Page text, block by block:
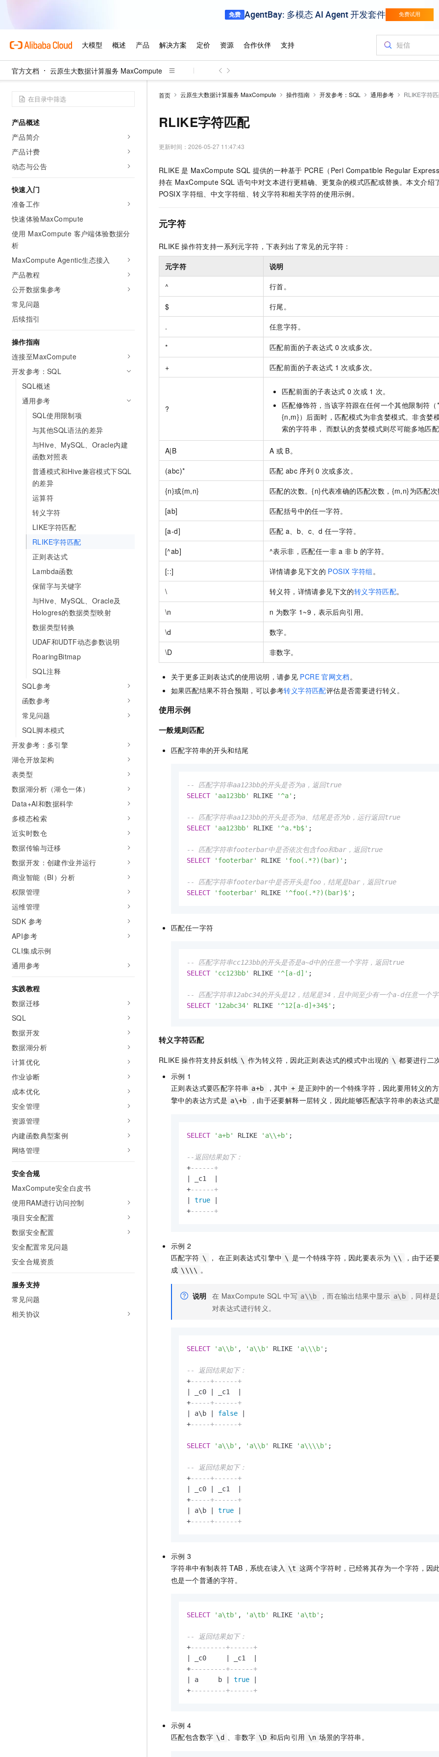
官方文档 云原生大数据计算服务 MaxCompute
产品概述
产品简介
产品计费
动态与公告
快速入门
准备工作
快速体验MaxCompute
使用 MaxCompute 客户端体验数据分
析
MaxCompute Agentic生态接入
产品教程
公开数据集参考
常见问题
后续指引
操作指南
连接至MaxCompute
开发参考：SQL
SQL概述
通用参考
SQL使用限制项
与其他SQL语法的差异
与Hive、MySQL、Oracle内建
函数对照表
普通模式和Hive兼容模式下SQL
的差异
运算符
转义字符
LIKE字符匹配
RLIKE字符匹配
正则表达式
Lambda函数
保留字与关键字
与Hive、MySQL、Oracle及
Hologres的数据类型映射
数据类型转换
UDAF和UDTF动态参数说明
RoaringBitmap
SQL注释
SQL参考
函数参考
常见问题
SQL脚本模式
开发参考：多引擎
湖仓开放架构
表类型
数据湖分析（湖仓一体）
Data+AI和数据科学
多模态检索
近实时数仓
数据传输与迁移
数据开发：创建作业并运行
商业智能（BI）分析
权限管理
运维管理
SDK 参考
API参考
CLI集成示例
通用参考
实践教程
数据迁移
SQL
数据开发
数据湖分析
计算优化
作业诊断
成本优化
安全管理
资源管理
内建函数典型案例
网络管理
安全合规
MaxCompute安全白皮书
使用RAM进行访问控制
项目安全配置
数据安全配置
安全配置常见问题
安全合规资质
服务支持
常见问题
相关协议
首页 云原生大数据计算服务 MaxCompute 操作指南 开发参考：SQL 通用参考 RLIKE字符
RLIKE字符匹配
更新时间： 2026-05-27 11:47:43
RLIKE 是 MaxCompute SQL 提供的一种基于 PCRE（Perl Compatible Regular
持在 MaxCompute SQL 语句中对文本进行更精确、更复杂的模式匹配或替换。本文介绍
POSIX 字符组、中文字符组、转义字符和相关字符的使用示例。
元字符
RLIKE 操作符支持一系列元字符，下表列出了常见的元字符：
元字符 说明
^ 行首。
$ 行尾。
. 任意字符。
* 匹配前面的子表达式 0 次或多次。
+ 匹配前面的子表达式 1 次或多次。
?
匹配前面的子表达式 0 次或 1 次。
匹配修饰符，当该字符跟在任何一个其他限制符（
{n,m}）后面时，匹配模式为非贪婪模式。非贪婪
索的字符串， 而默认的贪婪模式则尽可能多地匹配
A|B A 或 B。
(abc)* 匹配 abc 序列 0 次或多次。
{n}或{m,n} 匹配的次数。{n}代表准确的匹配次数，{m,n}为匹配次
[ab] 匹配括号中的任一字符。
[a-d] 匹配 a、b、c、d 任一字符。
[^ab] ^表示非，匹配任一非 a 非 b 的字符。
[::] 详情请参见下文的 POSIX 字符组 。
\ 转义符，详情请参见下文的转义字符匹配。
\n n 为数字 1~9，表示后向引用。
\d 数字。
\D 非数字。
关于更多正则表达式的使用说明，请参见 PCRE 官网文档。
如果匹配结果不符合预期，可以参考转义字符匹配评估是否需要进行转义。
使用示例
一般规则匹配
匹配字符串的开头和结尾
-- 匹配字符串aa123bb的开头是否为a，返回true
SELECT
'aa123bb' RLIKE '^a' ;
-- 匹配字符串aa123bb的开头是否为a、结尾是否为b，运行返回true
SELECT
'aa123bb' RLIKE '^a.*b$' ;
-- 匹配字符串footerbar中是否依次包含foo和bar，返回true
SELECT
'footerbar' RLIKE 'foo(.*?)(bar)' ;
-- 匹配字符串footerbar中是否开头是foo，结尾是bar，返回true
SELECT
'footerbar' RLIKE '^foo(.*?)(bar)$' ;
匹配任一字符
-- 匹配字符串cc123bb的开头是否是a~d中的任意一个字符，返回true
SELECT
'cc123bb' RLIKE '^[a-d]' ;
-- 匹配字符串12abc34的开头是12，结尾是34，且中间至少有一个a-d任意一个
SELECT
'12abc34' RLIKE '^12[a-d]+34$' ;
转义字符匹配
RLIKE 操作符支持反斜线 \ 作为转义符，因此正则表达式的模式中出现的 \ 都要进行二
示例 1
正则表达式要匹配字符串 a+b ，其中 + 是正则中的一个特殊字符，因此要用转义的
擎中的表达方式是 a\+b ，由于还要解释一层转义，因此能够匹配该字符串的表达式是
SELECT 'a+b' RLIKE 'a\\+b' ;
--返回结果如下：
+------+
_c1
+------+
true
+------+
示例 2
匹配字符 \ ， 在正则表达式引擎中 \ 是一个特殊字符，因此要表示为 \\
，由于还
成 \\\\ 。
说明 在 MaxCompute SQL 中写 a\\b ，而在输出结果中显示 a\b ，同样
对表达式进行转义。
SELECT 'a\\b' , 'a\\b' RLIKE 'a\\\b' ;
-- 返回结果如下：
+-----+------+
_c0 _c1
+-----+------+
a\b false
+-----+------+
SELECT 'a\\b' , 'a\\b' RLIKE 'a\\\\b' ;
-- 返回结果如下：
+-----+------+
_c0 _c1
+-----+------+
a\b true
+-----+------+
示例 3
字符串中有制表符 TAB，系统在读入 \t 这两个字符时，已经将其存为一个字符，因
也是一个普通的字符。
SELECT 'a\tb' , 'a\tb' RLIKE 'a\tb' ;
-- 返回结果如下：
+---------+------+
_c0 _c1
+---------+------+
a     b true
+---------+------+
示例 4
匹配包含数字 \d 、非数字 \D 和后向引用 \n 场景的字符串。